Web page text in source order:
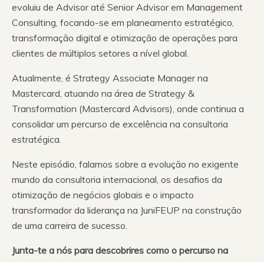
evoluiu de Advisor até Senior Advisor em Management
Consulting, focando-se em planeamento estratégico,
transformação digital e otimização de operações para
clientes de múltiplos setores a nível global.
Atualmente, é Strategy Associate Manager na
Mastercard, atuando na área de Strategy &
Transformation (Mastercard Advisors), onde continua a
consolidar um percurso de excelência na consultoria
estratégica.
Neste episódio, falamos sobre a evolução no exigente
mundo da consultoria internacional, os desafios da
otimização de negócios globais e o impacto
transformador da liderança na JuniFEUP na construção
de uma carreira de sucesso.
Junta-te a nós para descobrires como o percurso na